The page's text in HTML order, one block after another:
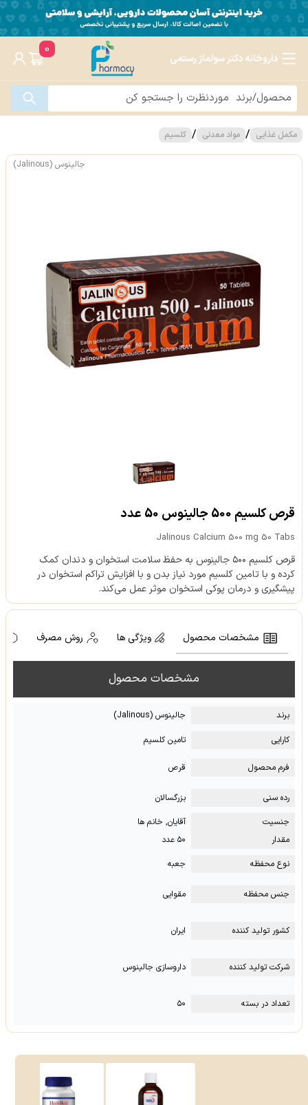
داروخانه دکتر سولماز رستمی
0
مکمل غذایی / مواد معدنی / کلسیم
جالینوس (Jalinous)
قرص کلسیم 500 جالینوس 50 عدد
Jalinous Calcium 500 mg 50 Tabs
قرص کلسیم ۵۰۰ جالینوس به حفظ سلامت استخوان و دندان کمک
کرده و با تامین کلسیم مورد نیاز بدن و با افزایش تراکم استخوان در
پیشگیری و درمان پوکی استخوان موثر عمل می‌کند.
مشخصات محصول ویژگی ها روش مصرف
مشخصات محصول
برند
جالینوس (Jalinous)
کارایی
تامین کلسیم
فرم محصول قرص
رده سنی
بزرگسالان
جنسیت
آقایان, خانم ها
مقدار
۵۰ عدد
نوع محفظه
جعبه
جنس محفظه مقوایی
کشور تولید کننده ایران
شرکت تولید کننده داروسازی جالینوس
تعداد در بسته ۵۰